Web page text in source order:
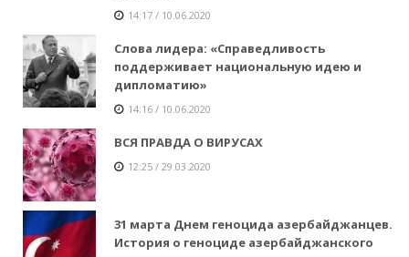
14:17 / 10.06.2020
Слова лидера: «Справедливость
поддерживает национальную идею и
дипломатию»
14:16 / 10.06.2020
ВСЯ ПРАВДА О ВИРУСАХ
12:25 / 29.03.2020
31 марта Днем геноцида азербайджанцев.
История о геноциде азербайджанского